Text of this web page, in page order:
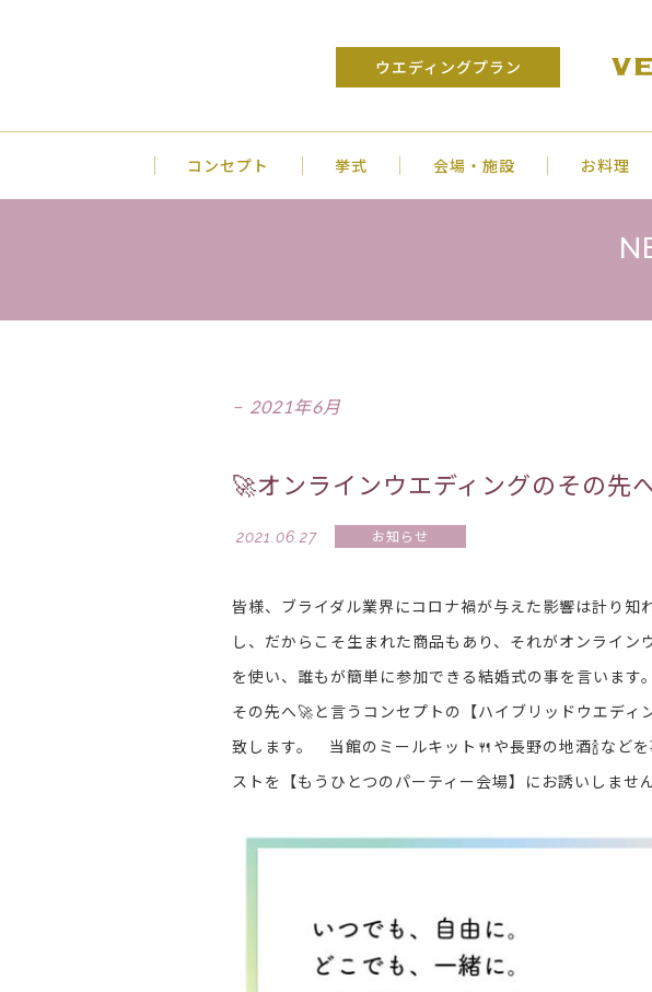
ウエディングプラン
コンセプト 挙式 会場・施設 お料理
2021年6月
🚀オンラインウエディングのその先
2021.06.27 お知らせ
皆様、ブライダル業界にコロナ禍が与えた影響は計り
し、だからこそ生まれた商品もあり、それがオンライ
を使い、誰もが簡単に参加できる結婚式の事を言いま
その先へ🚀と言うコンセプトの【ハイブリッドウエデ
致します。 当館のミールキット🍴や長野の地酒🍾など
ストを【もうひとつのパーティー会場】にお誘いしませ